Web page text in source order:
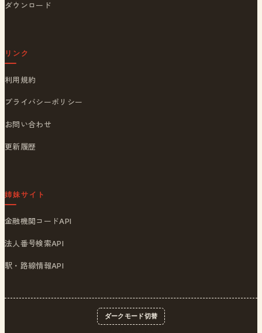
ダウンロード
リンク
利用規約
プライバシーポリシー
お問い合わせ
更新履歴
姉妹サイト
金融機関コードAPI
法人番号検索API
駅・路線情報API
ダークモード切替